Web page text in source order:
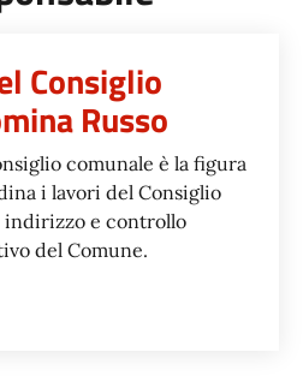
Consiglio
Russo
comunale è la figura
i lavori del Consiglio
indirizzo e controllo
del Comune.